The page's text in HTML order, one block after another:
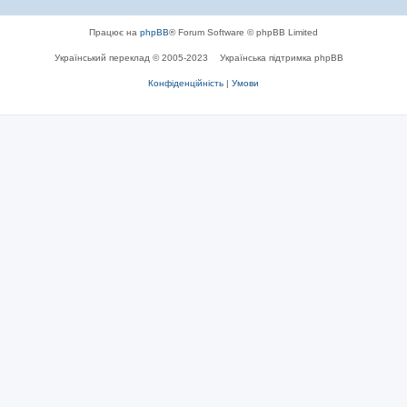
Працює на phpBB® Forum Software © phpBB Limited
Український переклад © 2005-2023 Українська підтримка phpBB
Конфіденційність | Умови